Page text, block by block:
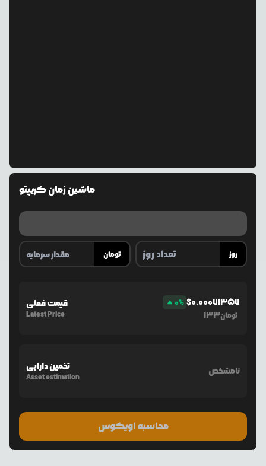
ماشین زمان کریپتو
تومان روز
قیمت فعلی
Latest Price
0% $0.00071357
133تومان
تخمین دارایی
Asset estimation
نامشخص
محاسبه اویکوس